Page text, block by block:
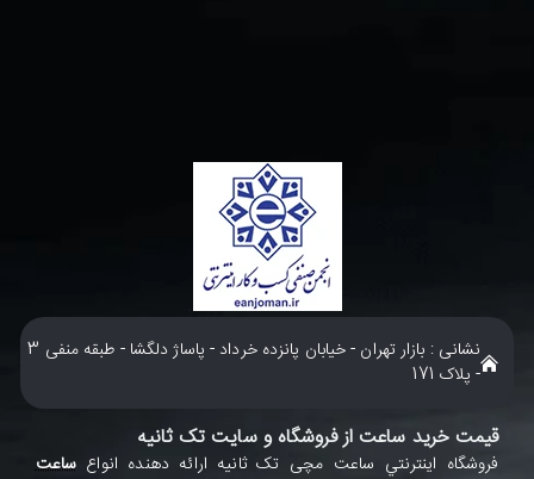
نشانی : بازار تهران - خیابان پانزده خرداد - پاساژ دلگشا - طبقه منفی 3
- پلاک 171
قیمت خرید ساعت از فروشگاه و سایت تک ثانیه
فروشگاه اينترنتي ساعت مچی تک ثانيه ارائه دهنده انواعساعت